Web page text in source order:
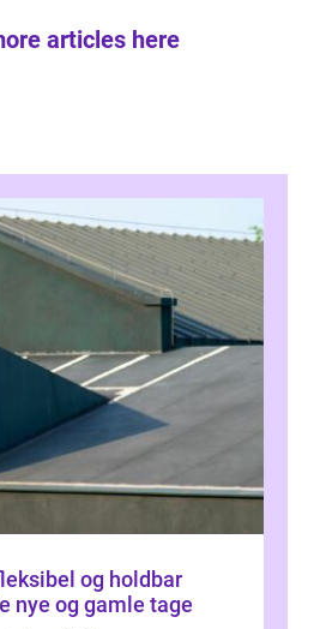
articles here
og holdbar
nye og gamle tage